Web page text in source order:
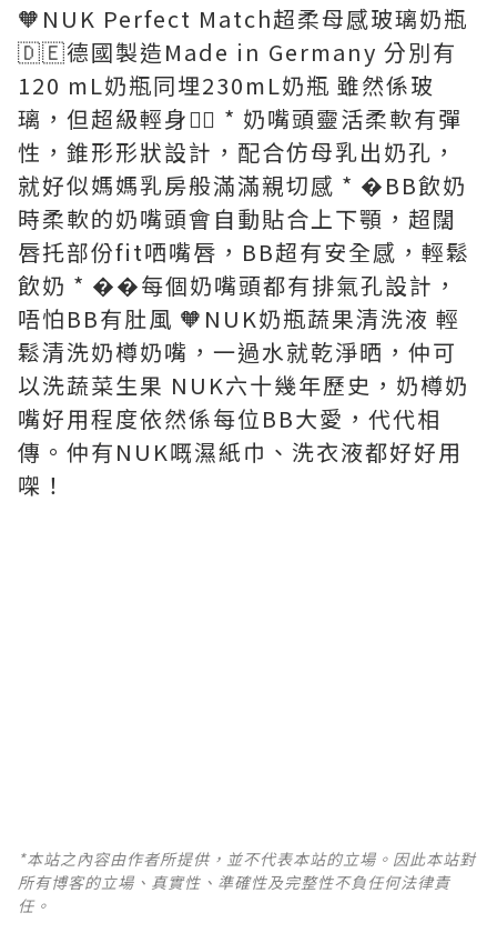
🧡NUK Perfect Match超柔母感玻璃奶瓶
🇩🇪德國製造Made in Germany 分別有
120 mL奶瓶同埋230mL奶瓶 雖然係玻
璃，但超級輕身👍🏻 * 奶嘴頭靈活柔軟有彈
性，錐形形狀設計，配合仿母乳出奶孔，
就好似媽媽乳房般滿滿親切感 * �BB飲奶
時柔軟的奶嘴頭會自動貼合上下顎，超闊
唇托部份fit哂嘴唇，BB超有安全感，輕鬆
飲奶 * ��每個奶嘴頭都有排氣孔設計，
唔怕BB有肚風 🧡NUK奶瓶蔬果清洗液 輕
鬆清洗奶樽奶嘴，一過水就乾淨晒，仲可
以洗蔬菜生果 NUK六十幾年歷史，奶樽奶
嘴好用程度依然係每位BB大愛，代代相
傳。仲有NUK嘅濕紙巾、洗衣液都好好用
㗎！
*本站之內容由作者所提供，並不代表本站的立場。因此本站對
所有博客的立場、真實性、準確性及完整性不負任何法律責
任。